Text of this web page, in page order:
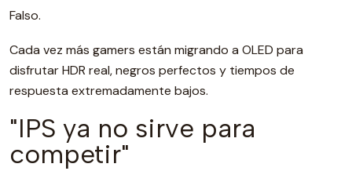
Falso.
Cada vez más gamers están migrando a OLED para
disfrutar HDR real, negros perfectos y tiempos de
respuesta extremadamente bajos.
"IPS ya no sirve para
competir"